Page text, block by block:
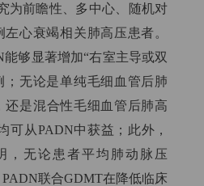
为前瞻性、多中心、随机对
心衰竭相关肺高压患者。
够显著增加“右室主导或双
；无论是单纯毛细血管后肺
还是混合性毛细血管后肺高
可从PADN中获益；此外，
，无论患者平均肺动脉压
PADN联合GDMT在降低临床